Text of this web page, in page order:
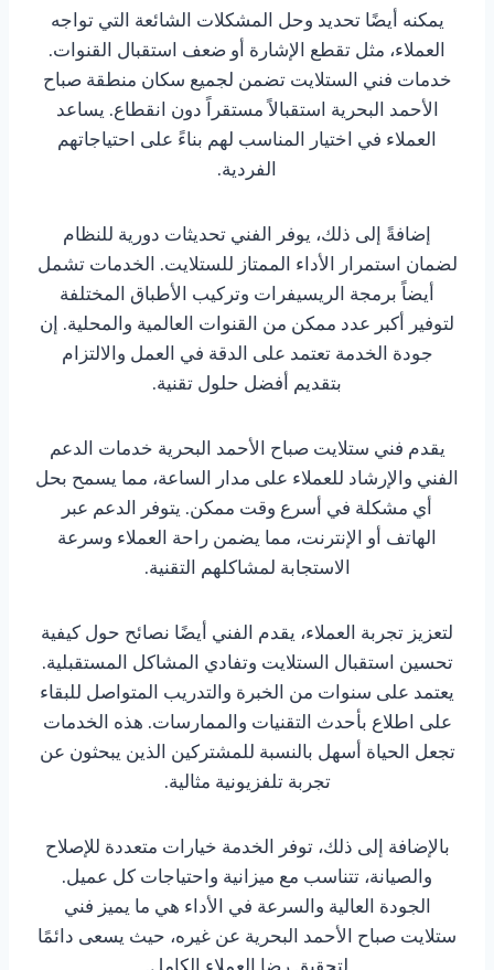
يمكنه أيضًا تحديد وحل المشكلات الشائعة التي تواجه
العملاء، مثل تقطع الإشارة أو ضعف استقبال القنوات.
خدمات فني الستلايت تضمن لجميع سكان منطقة صباح
الأحمد البحرية استقبالاً مستقراً دون انقطاع. يساعد
العملاء في اختيار المناسب لهم بناءً على احتياجاتهم
الفردية.
إضافةً إلى ذلك، يوفر الفني تحديثات دورية للنظام
لضمان استمرار الأداء الممتاز للستلايت. الخدمات تشمل
أيضاً برمجة الريسيفرات وتركيب الأطباق المختلفة
لتوفير أكبر عدد ممكن من القنوات العالمية والمحلية. إن
جودة الخدمة تعتمد على الدقة في العمل والالتزام
بتقديم أفضل حلول تقنية.
يقدم فني ستلايت صباح الأحمد البحرية خدمات الدعم
الفني والإرشاد للعملاء على مدار الساعة، مما يسمح بحل
أي مشكلة في أسرع وقت ممكن. يتوفر الدعم عبر
الهاتف أو الإنترنت، مما يضمن راحة العملاء وسرعة
الاستجابة لمشاكلهم التقنية.
لتعزيز تجربة العملاء، يقدم الفني أيضًا نصائح حول كيفية
تحسين استقبال الستلايت وتفادي المشاكل المستقبلية.
يعتمد على سنوات من الخبرة والتدريب المتواصل للبقاء
على اطلاع بأحدث التقنيات والممارسات. هذه الخدمات
تجعل الحياة أسهل بالنسبة للمشتركين الذين يبحثون عن
تجربة تلفزيونية مثالية.
بالإضافة إلى ذلك، توفر الخدمة خيارات متعددة للإصلاح
والصيانة، تتناسب مع ميزانية واحتياجات كل عميل.
الجودة العالية والسرعة في الأداء هي ما يميز فني
ستلايت صباح الأحمد البحرية عن غيره، حيث يسعى دائمًا